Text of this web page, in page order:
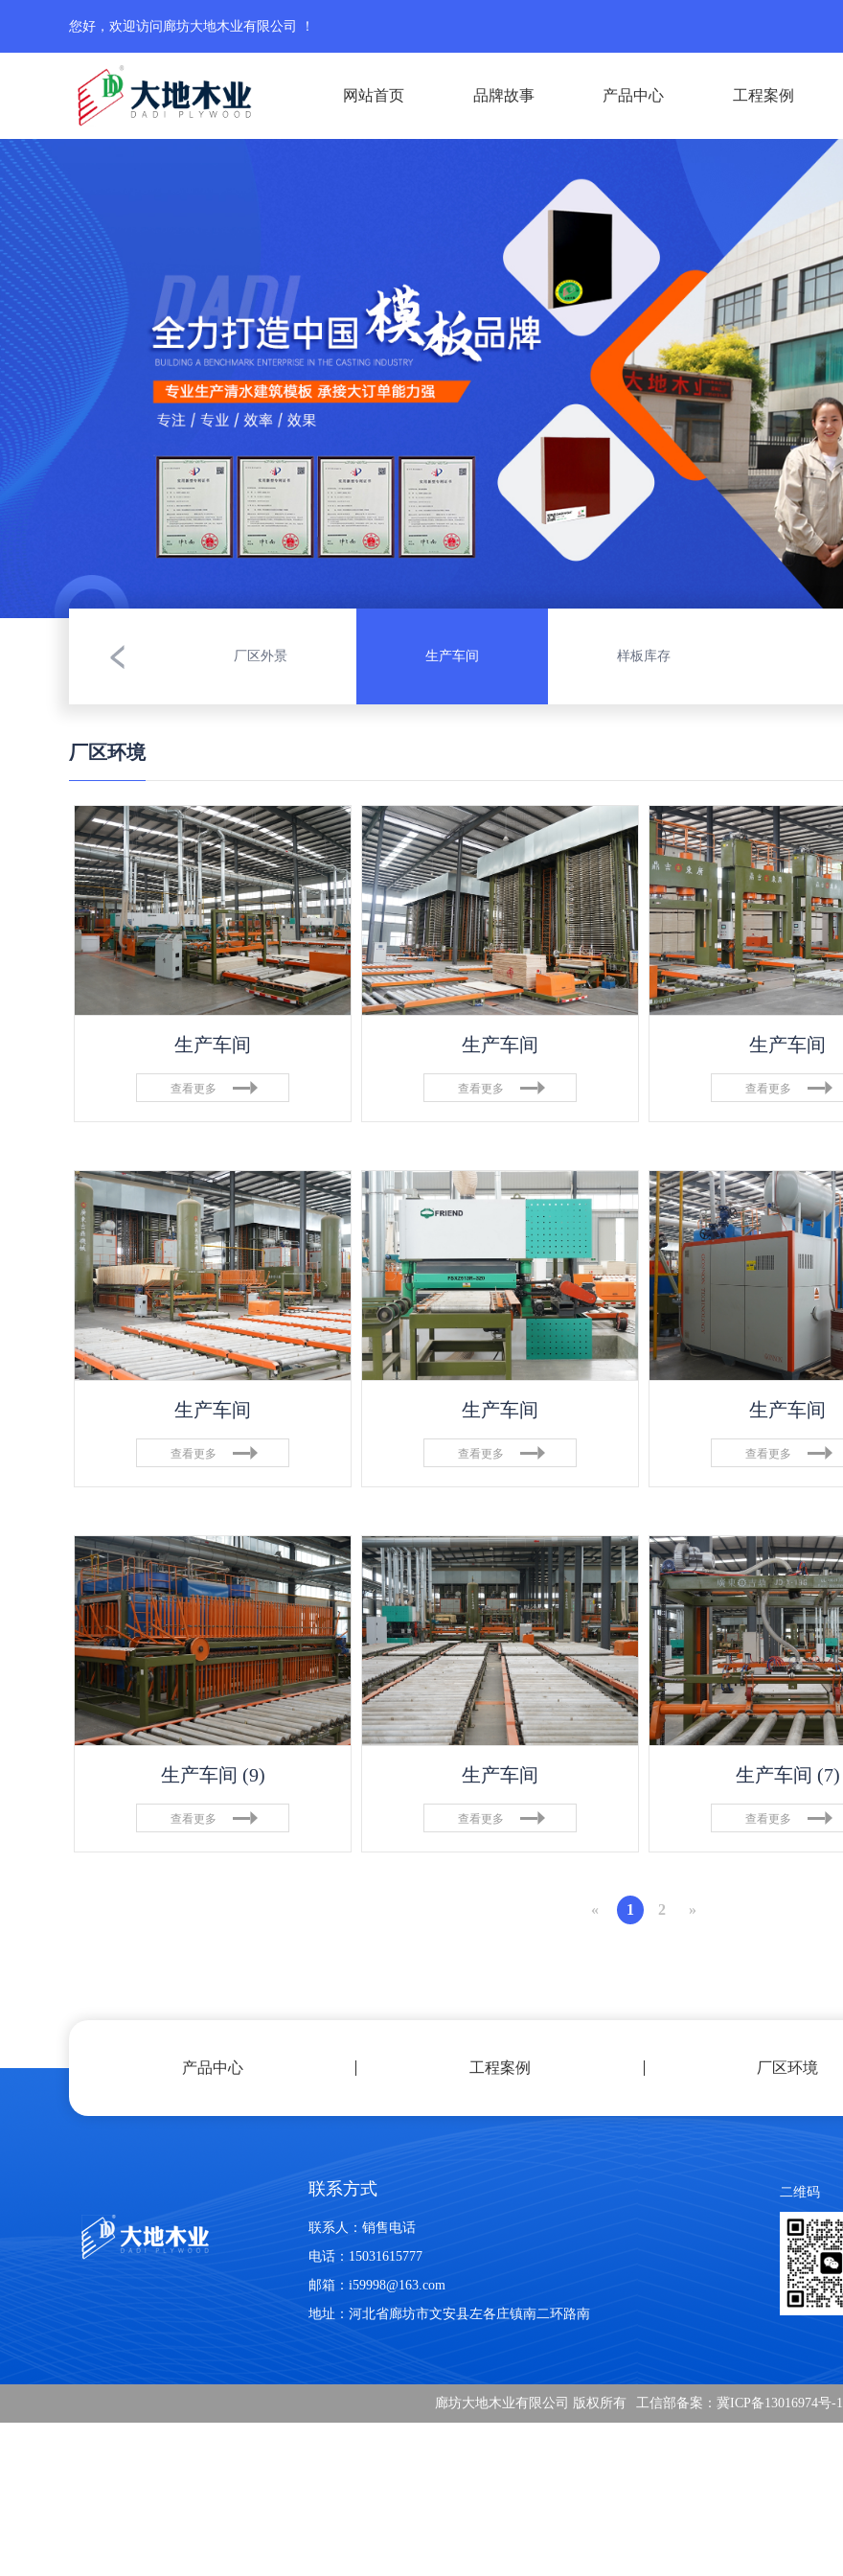
您好，欢迎访问廊坊大地木业有限公司 ！
网站首页 品牌故事 产品中心 工程案例
厂区外景 生产车间 样板库存
厂区环境
生产车间
查看更多
生产车间
查看更多
生产车间
查看更多
生产车间
查看更多
生产车间
查看更多
生产车间
查看更多
生产车间 (9)
查看更多
生产车间
查看更多
生产车间 (7)
查看更多
« 1 2 »
产品中心 工程案例 厂区环境
联系方式
联系人：销售电话
电话：15031615777
邮箱：i59998@163.com
地址：河北省廊坊市文安县左各庄镇南二环路南
二维码
廊坊大地木业有限公司 版权所有 工信部备案：冀ICP备13016974号-1